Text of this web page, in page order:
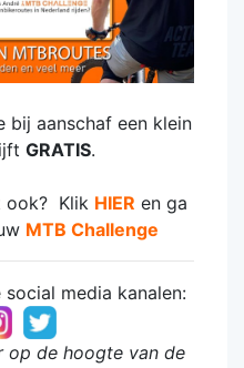
bij aanschaf een klein
GRATIS.
ook? Klik HIER en ga
MTB Challenge
media kanalen:
op de hoogte van de